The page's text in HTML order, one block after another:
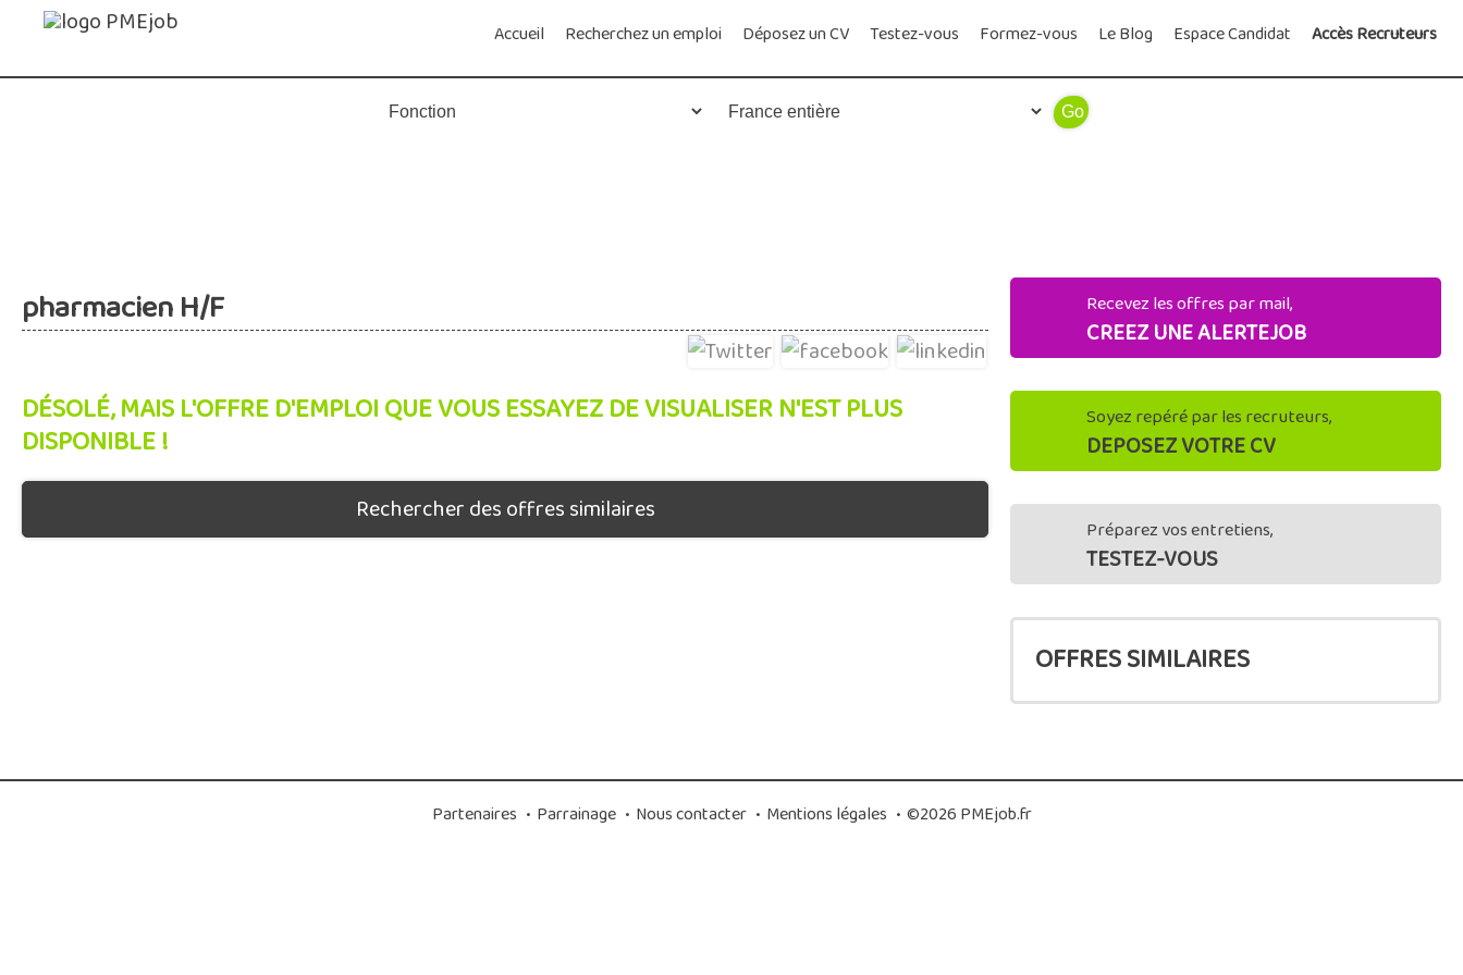
Accueil Recherchez un emploi Déposez un CV Testez-vous Formez-vous Le Blog Espace Candidat Accès Recruteurs
pharmacien H/F
DÉSOLÉ, MAIS L'OFFRE D'EMPLOI QUE VOUS ESSAYEZ DE VISUALISER N'EST PLUS
DISPONIBLE !
Rechercher des offres similaires
Recevez les offres par mail,
CREEZ UNE ALERTEJOB
Soyez repéré par les recruteurs,
DEPOSEZ VOTRE CV
Préparez vos entretiens,
TESTEZ-VOUS
OFFRES SIMILAIRES
Partenaires • Parrainage • Nous contacter • Mentions légales • ©2026 PMEjob.fr